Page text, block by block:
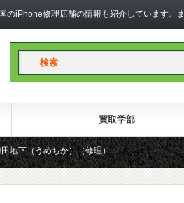
iPhone修理店舗の情報も紹介しています。
買取学部
地下（うめちか）（修理）